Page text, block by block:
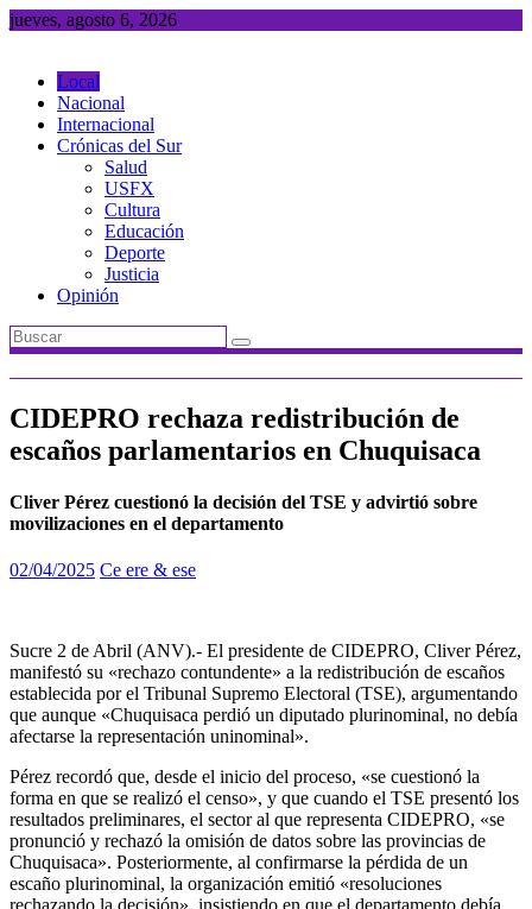
Saltar
jueves, agosto 6, 2026
Local
Nacional
Internacional
Crónicas del Sur
Salud
USFX
Cultura
Educación
Deporte
Justicia
Opinión
CIDEPRO rechaza redistribución de
escaños parlamentarios en Chuquisaca
Cliver Pérez cuestionó la decisión del TSE y advirtió sobre
movilizaciones en el departamento
02/04/2025 Ce ere & ese
Sucre 2 de Abril (ANV).- El presidente de CIDEPRO, Cliver Pérez,
manifestó su «rechazo contundente» a la redistribución de escaños
establecida por el Tribunal Supremo Electoral (TSE), argumentando
que aunque «Chuquisaca perdió un diputado plurinominal, no debía
afectarse la representación uninominal».
Pérez recordó que, desde el inicio del proceso, «se cuestionó la
forma en que se realizó el censo», y que cuando el TSE presentó los
resultados preliminares, el sector al que representa CIDEPRO, «se
pronunció y rechazó la omisión de datos sobre las provincias de
Chuquisaca». Posteriormente, al confirmarse la pérdida de un
escaño plurinominal, la organización emitió «resoluciones